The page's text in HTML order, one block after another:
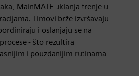
MainMATE uklanja trenje u
Timovi brže izvršavaju
i oslanjaju se na
- što rezultira
i pouzdanijim rutinama